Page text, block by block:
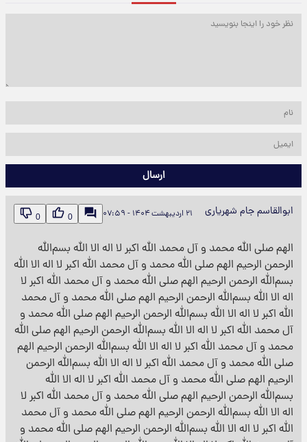
ارسال
ابوالقاسم جام شهریاری
الهم صلی الله محمد و آل محمد الله اکبر لا اله الا الله بسم‌الله
الرحمن الرحیم الهم صلی الله محمد و آل محمد الله اکبر لا اله الا الله
بسم‌الله الرحمن الرحیم الهم صلی الله محمد و آل محمد الله اکبر لا
اله الا الله بسم‌الله الرحمن الرحیم الهم صلی الله محمد و آل محمد
الله اکبر لا اله الا الله بسم‌الله الرحمن الرحیم الهم صلی الله محمد و
آل محمد الله اکبر لا اله الا الله بسم‌الله الرحمن الرحیم الهم صلی الله
محمد و آل محمد الله اکبر لا اله الا الله بسم‌الله الرحمن الرحیم الهم
صلی الله محمد و آل محمد الله اکبر لا اله الا الله بسم‌الله الرحمن
الرحیم الهم صلی الله محمد و آل محمد الله اکبر لا اله الا الله
بسم‌الله الرحمن الرحیم الهم صلی الله محمد و آل محمد الله اکبر لا
اله الا الله بسم‌الله الرحمن الرحیم الهم صلی الله محمد و آل محمد
الله اکبر لا اله الا الله بسم‌الله الرحمن الرحیم الهم صلی الله محمد و